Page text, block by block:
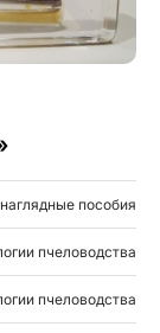
пособия
пчеловодства
пчеловодства